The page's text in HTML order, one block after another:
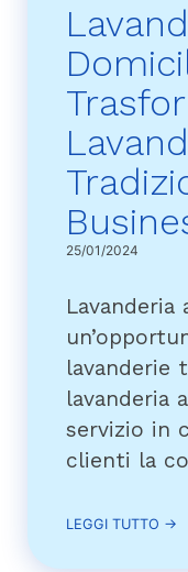
25/01/2024
Lavanderia
lavanderie
lavanderia
servizio in
clienti la
LEGGI TUTTO →